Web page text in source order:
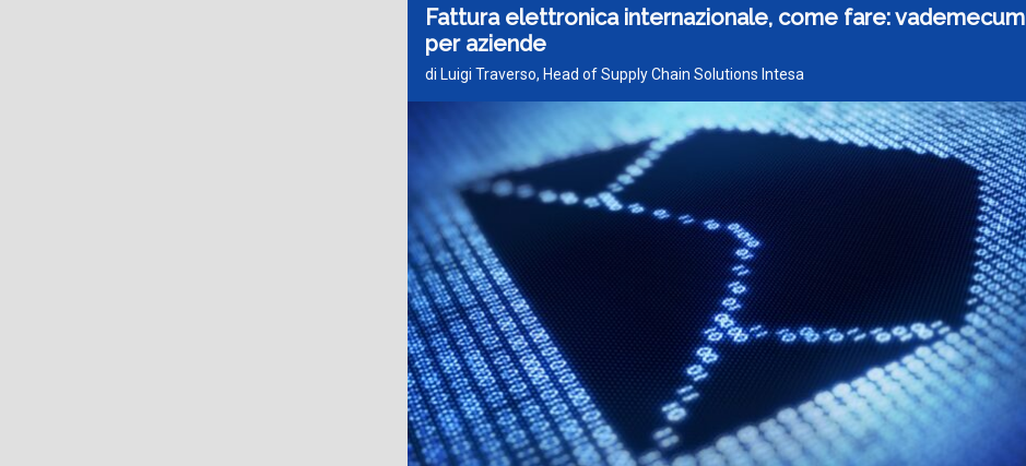
Fattura elettronica internazionale, come fare: vademecum
per aziende
di Luigi Traverso, Head of Supply Chain Solutions Intesa